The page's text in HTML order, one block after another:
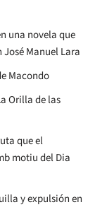
una novela que
Manuel Lara
Macondo
Orilla de las
que el
motiu del Dia
y expulsión en